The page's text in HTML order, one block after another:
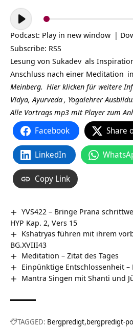
Audio-
Player
Podcast: Play in new window |
Subscribe: RSS
Lesung von Sukadev als
Anschluss nach einer Meditation
Meinberg. Hier klicken für weitere
Vidya,Ayurveda, Yogalehrer
Alle Vortrags mp3 mit Player zum
Facebook Share
LinkedIn
Copy Link
YVS422 – Bringe Prana
HYP Kap. 2, Vers 15
Kshatryas führen mit ihrem
BG.XVIII43
Meditation – Zitat des Tages
Einpünktige Entschlossenheit –
Mantra Singen mit Shanti und
TAGGED: Bergpredigt bergpredigt-